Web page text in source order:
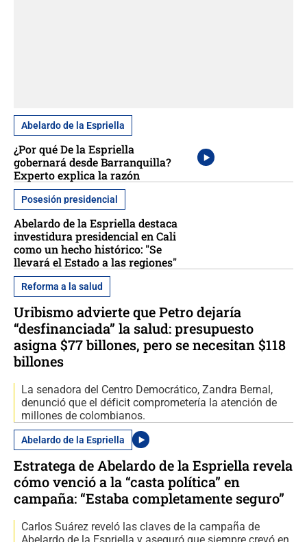
Abelardo de la Espriella
¿Por qué De la Espriella
gobernará desde Barranquilla?
Experto explica la razón
Posesión presidencial
Abelardo de la Espriella destaca
investidura presidencial en Cali
como un hecho histórico: "Se
llevará el Estado a las regiones"
Reforma a la salud
Uribismo advierte que Petro dejaría
“desfinanciada” la salud: presupuesto
asigna $77 billones, pero se necesitan $118
billones
La senadora del Centro Democrático, Zandra Bernal,
denunció que el déficit comprometería la atención de
millones de colombianos.
Abelardo de la Espriella
Estratega de Abelardo de la Espriella revela
cómo venció a la “casta política” en
campaña: “Estaba completamente seguro”
Carlos Suárez reveló las claves de la campaña de